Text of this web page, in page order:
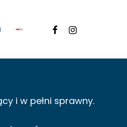
facebookinstagram
i w pełni sprawny.